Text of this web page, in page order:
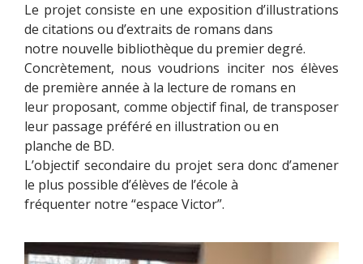
Le projet consiste en une exposition d’illustrations
de citations ou d’extraits de romans dans
notre nouvelle bibliothèque du premier degré.
Concrètement, nous voudrions inciter nos élèves
de première année à la lecture de romans en
leur proposant, comme objectif final, de transposer
leur passage préféré en illustration ou en
planche de BD.
L’objectif secondaire du projet sera donc d’amener
le plus possible d’élèves de l’école à
fréquenter notre “espace Victor”.